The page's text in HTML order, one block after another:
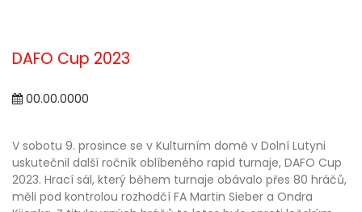
DAFO Cup 2023
00.00.0000
V sobotu 9. prosince se v Kulturním domě v Dolní Lutyni
uskutečnil další ročník oblíbeného rapid turnaje, DAFO Cup
2023. Hrací sál, který během turnaje obávalo přes 80 hráčů,
měli pod kontrolou rozhodčí FA Martin Sieber a Ondra